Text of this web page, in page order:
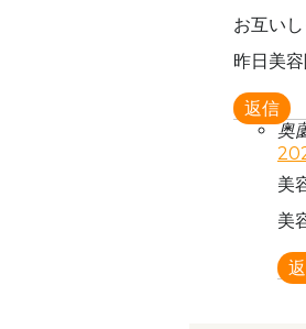
お互い
昨日美
返信
奥
美
美